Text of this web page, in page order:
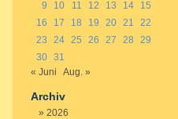
9
10 11 12 13 14
15
16
17 18 19 20 21
22
23
24 25 26 27 28
29
30 31
« Juni
Aug. »
Archiv
2026